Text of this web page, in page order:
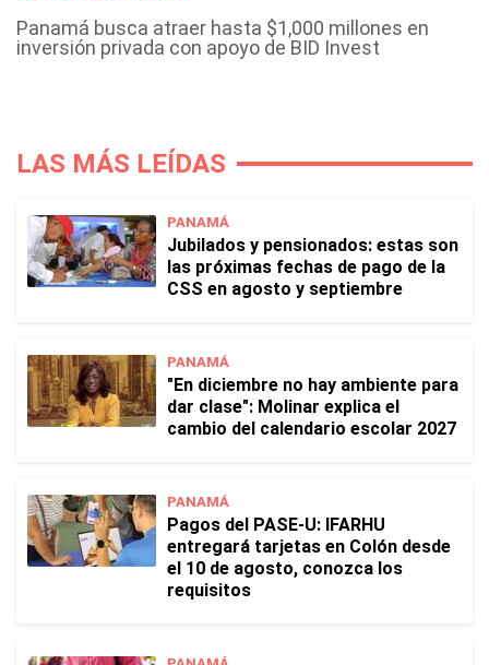
Panamá busca atraer hasta $1,000 millones en
inversión privada con apoyo de BID Invest
LAS MÁS LEÍDAS
PANAMÁ
Jubilados y pensionados: estas son
las próximas fechas de pago de la
CSS en agosto y septiembre
PANAMÁ
"En diciembre no hay ambiente para
dar clase": Molinar explica el
cambio del calendario escolar 2027
PANAMÁ
Pagos del PASE-U: IFARHU
entregará tarjetas en Colón desde
el 10 de agosto, conozca los
requisitos